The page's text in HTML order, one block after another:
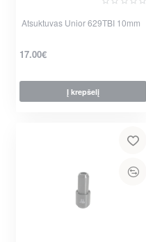
Atsuktuvas Unior 629TBI 10mm
17.00€
Į krepšelį